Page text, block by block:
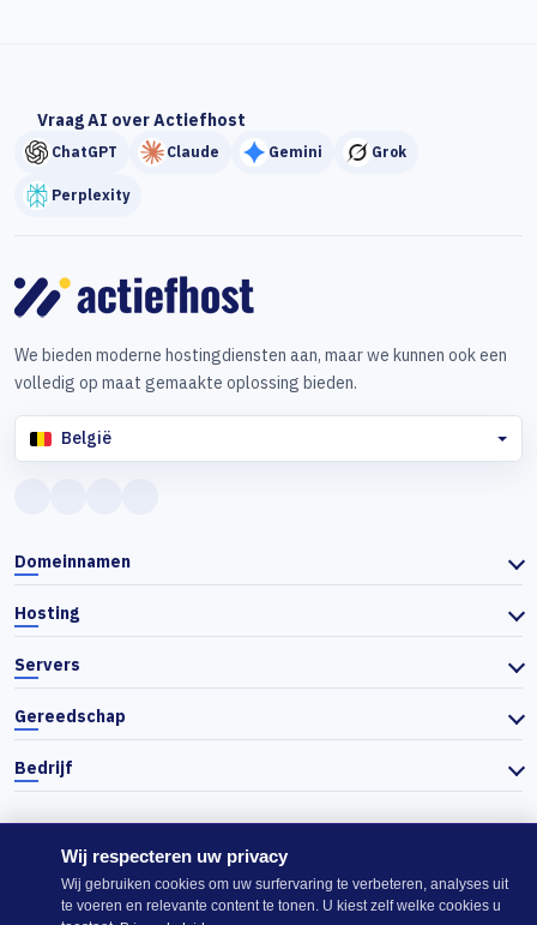
Vraag AI over Actiefhost
ChatGPT Claude Gemini Grok
Perplexity
We bieden moderne hostingdiensten aan, maar we kunnen ook een
volledig op maat gemaakte oplossing bieden.
België
Domeinnamen
Hosting
Servers
Gereedschap
Bedrijf
© 2026 Actiefhost. In overeenstemming met de Bulgaarse handelswet
worden de prijzen op de website exclusief btw getoond en wordt de
Wij respecteren uw privacy
Wij gebruiken cookies om uw surfervaring te verbeteren, analyses uit
te voeren en relevante content te tonen. U kiest zelf welke cookies u